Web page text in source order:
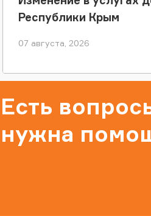
Республики Крым
07 августа, 2026
Есть
нужна